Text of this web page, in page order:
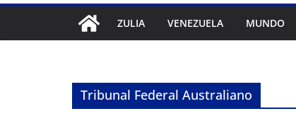
ZULIA VENEZUELA MUNDO
Tribunal Federal Australiano